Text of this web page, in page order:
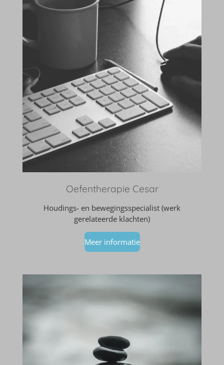
Oefentherapie Cesar
Houdings- en bewegingsspecialist (werk
gerelateerde klachten)
Meer informatie